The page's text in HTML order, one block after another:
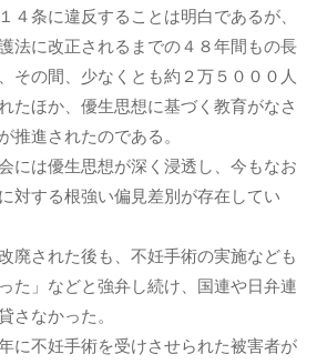
４条に違反することは明白であるが、
法に改正されるまでの４８年間もの長
その間、少なくとも約２万５０００人
たほか、優生思想に基づく教育がなさ
推進されたのである。
には優生思想が深く浸透し、今もなお
対する根強い偏見差別が存在してい
廃された後も、不妊手術の実施なども
た」などと強弁し続け、国連や日弁連
さなかった。
に不妊手術を受けさせられた被害者が